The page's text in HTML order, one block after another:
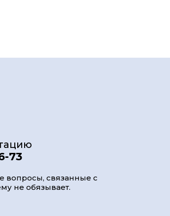
73
вопросы, связанные с
не обязывает.